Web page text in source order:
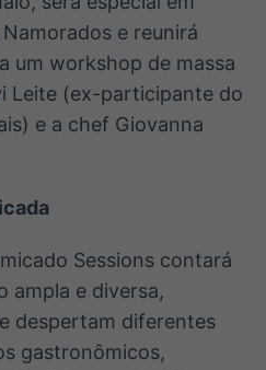
e reunirá
um workshop de massa
Leite (ex-participante do
e a chef Giovanna
Sessions contará
ampla e diversa,
despertam diferentes
gastronômicos,